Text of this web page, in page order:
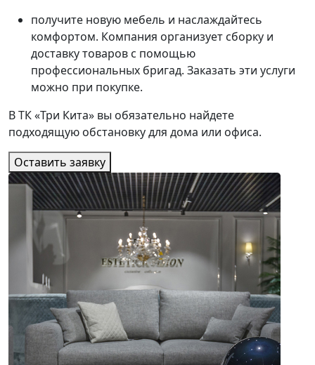
получите новую мебель и наслаждайтесь
комфортом. Компания организует сборку и
доставку товаров с помощью
профессиональных бригад. Заказать эти услуги
можно при покупке.
В ТК «Три Кита» вы обязательно найдете
подходящую обстановку для дома или офиса.
Оставить заявку